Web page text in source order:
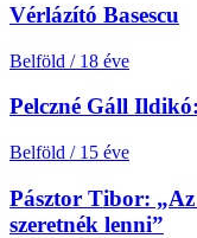
Vérlázító Basescu
Belföld / 18 éve
Pelczné Gáll
Belföld / 15 éve
Pásztor Tibor:
szeretnék lenni”